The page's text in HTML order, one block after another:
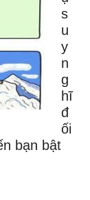
s
u
y
n
g
hĩ
đ
ối
bạn bật